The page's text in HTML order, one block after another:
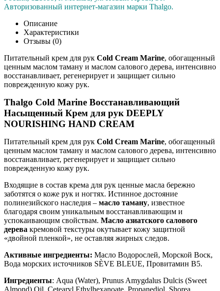
Авторизованный интернет-магазин марки Thalgo.
Описание
Характеристики
Отзывы (0)
Питательный крем для рук Cold Cream Marine, обогащенный
ценным маслом таману и маслом салового дерева, интенсивно
восстанавливает, регенерирует и защищает сильно
поврежденную кожу рук.
Thalgo Cold Marine Восстанавливающий
Насыщенный Крем для рук DEEPLY
NOURISHING HAND CREAM
Питательный крем для рук Cold Cream Marine, обогащенный
ценным маслом таману и маслом салового дерева, интенсивно
восстанавливает, регенерирует и защищает сильно
поврежденную кожу рук.
Входящие в состав крема для рук ценные масла бережно
заботятся о коже рук и ногтях. Истинное достояние
полинезийского наследия – масло таману, известное
благодаря своим уникальным восстанавливающим и
успокаивающим свойствам. Масло азиатского салового
дерева кремовой текстуры окутывает кожу защитной
«двойной пленкой», не оставляя жирных следов.
Активные ингредиенты: Масло Водорослей, Морской Воск,
Вода морских источников SÈVE BLEUE, Провитамин B5.
Ингредиенты: Aqua (Water), Prunus Amygdalus Dulcis (Sweet
Almond) Oil, Cetearyl Ethylhexanoate, Propanediol, Shorea